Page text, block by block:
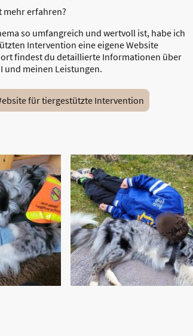
mehr erfahren?
so umfangreich und wertvoll ist, habe ich
Intervention eine eigene Website
findest du detaillierte Informationen über
und meinen Leistungen.
für tiergestützte Intervention